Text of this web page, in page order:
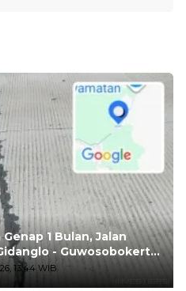
1 Bulan, Jalan
- Guwosobokerto
13:44 WIB